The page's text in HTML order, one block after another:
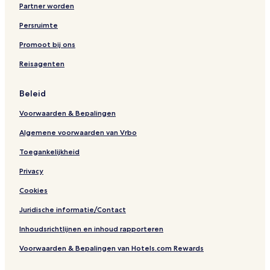
e
a
c
h
l
Partner worden
Persruimte
Promoot bij ons
Reisagenten
Beleid
Voorwaarden & Bepalingen
Algemene voorwaarden van Vrbo
Toegankelijkheid
Privacy
Cookies
Juridische informatie/Contact
Inhoudsrichtlijnen en inhoud rapporteren
Voorwaarden & Bepalingen van Hotels.com Rewards